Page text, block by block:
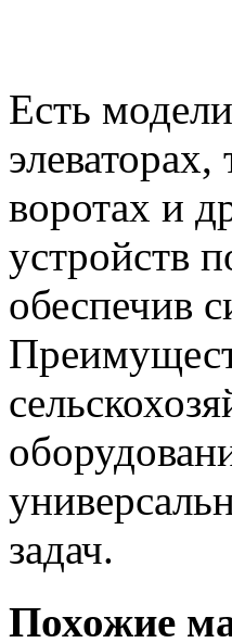
Есть
воротах и
устройств
обеспечив
задач.
Похожие